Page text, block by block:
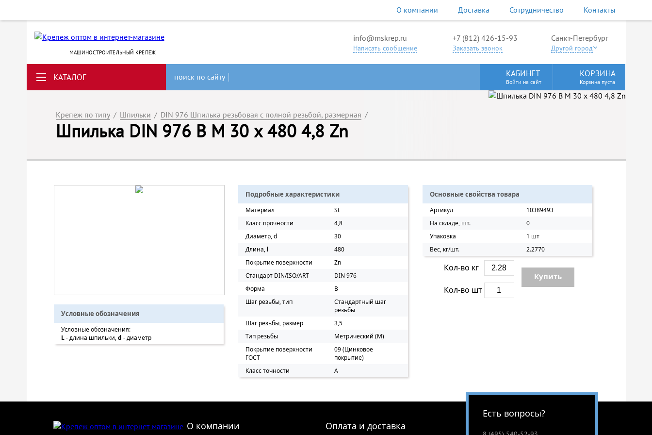
О компании Доставка Сотрудничество Контакты
МАШИНОСТРОИТЕЛЬНЫЙ КРЕПЕЖ
info@mskrep.ru
Написать сообщение
+7 (812) 426-15-93
Заказать звонок
Санкт-Петербург
Другой город
КАТАЛОГ поиск по сайту КАБИНЕТ
Войти на сайт
КОРЗИНА
Корзина пуста
Крепеж по типу / Шпильки / DIN 976 Шпилька резьбовая с полной резьбой, размерная /
Шпилька DIN 976 B M 30 х 480 4,8 Zn
Условные обозначения
Условные обозначения:
L- длина шпильки,d - диаметр
Подробные характеристики
Материал
St
Класс прочности
4,8
Диаметр, d
30
Длина, l
480
Покрытие поверхности
Zn
Стандарт DIN/ISO/ART
DIN 976
Форма
B
Шаг резьбы, тип
Стандартный шаг
резьбы
Шаг резьбы, размер
3,5
Тип резьбы
Метрический (M)
Покрытие поверхности
ГОСТ
09 (Цинковое
покрытие)
Класс точности
A
Основные свойства товара
Артикул
10389493
На складе, шт.
0
Упаковка
1 шт
Вес, кг/шт.
2.2770
Кол-во кг
Кол-во шт
Купить
О компании Оплата и доставка
Есть вопросы?